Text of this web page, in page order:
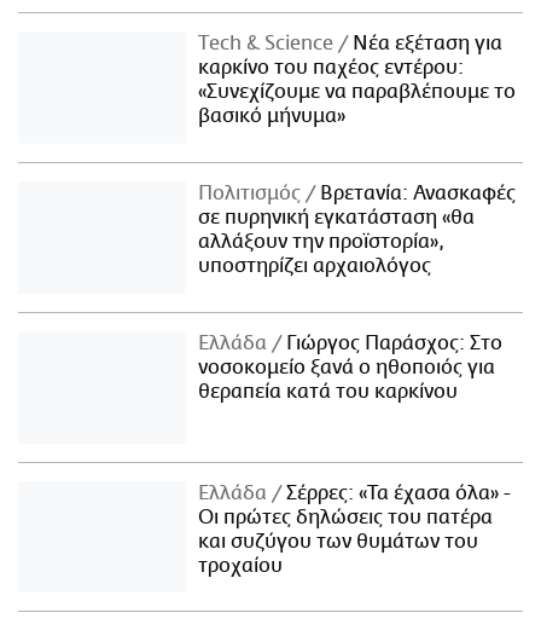
Τech & Science
Νέα εξέταση για
καρκίνο του παχέος εντέρου:
«Συνεχίζουμε να παραβλέπουμε το
βασικό μήνυμα»
Πολιτισμός
Βρετανία: Ανασκαφές
σε πυρηνική εγκατάσταση «θα
αλλάξουν την προϊστορία»,
υποστηρίζει αρχαιολόγος
Ελλάδα
Γιώργος Παράσχος: Στο
νοσοκομείο ξανά ο ηθοποιός για
θεραπεία κατά του καρκίνου
Ελλάδα
Σέρρες: «Τα έχασα όλα» -
Οι πρώτες δηλώσεις του πατέρα
και συζύγου των θυμάτων του
τροχαίου